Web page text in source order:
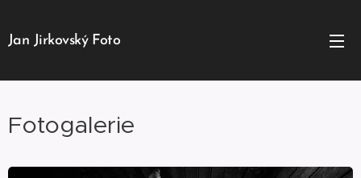
Jan Jirkovský Foto
Fotogalerie